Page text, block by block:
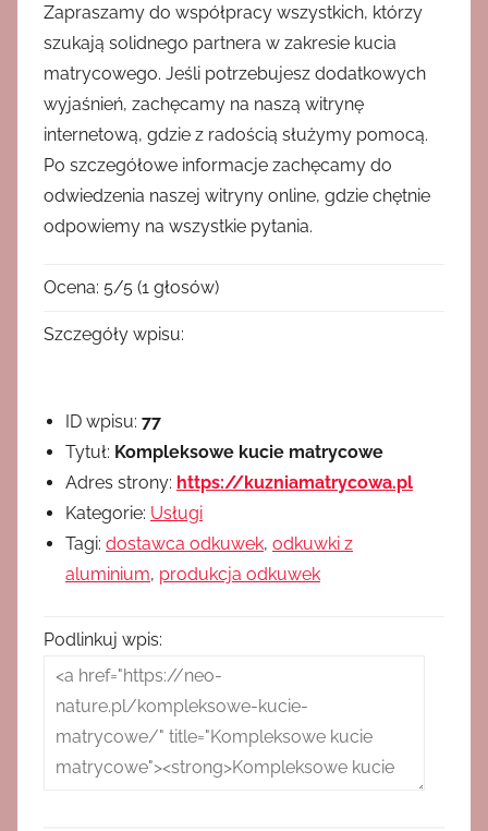
Zapraszamy do współpracy wszystkich, którzy
szukają solidnego partnera w zakresie kucia
matrycowego. Jeśli potrzebujesz dodatkowych
wyjaśnień, zachęcamy na naszą witrynę
internetową, gdzie z radością służymy pomocą.
Po szczegółowe informacje zachęcamy do
odwiedzenia naszej witryny online, gdzie chętnie
odpowiemy na wszystkie pytania.
Ocena: 5/5 (1 głosów)
Szczegóły wpisu:
ID wpisu: 77
Tytuł: Kompleksowe kucie matrycowe
Adres strony: https://kuzniamatrycowa.pl
Kategorie: Usługi
Tagi: dostawca odkuwek, odkuwki z
aluminium, produkcja odkuwek
Podlinkuj wpis: